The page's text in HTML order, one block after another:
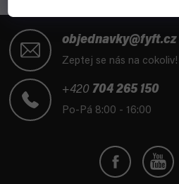
objednavky@fyft.cz
Zeptej se nás na cokoliv!
+420 704 265 150
Po-Pá 8:00 - 16:00